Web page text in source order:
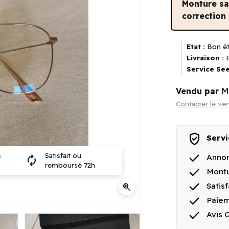
zoom_in
autorenew
Satisfait ou
remboursé 72h
Monture
correction
Etat : Bon
Livraison :
Service
Vendu par
Contacter le
verified_user
done
done
done
done
done Avis